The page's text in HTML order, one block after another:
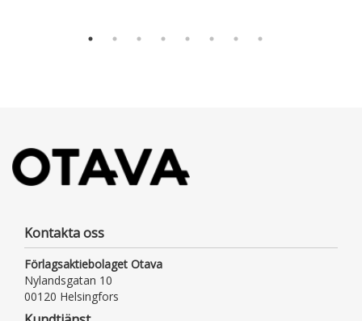
Kontakta oss
Förlagsaktiebolaget Otava
Nylandsgatan 10
00120 Helsingfors